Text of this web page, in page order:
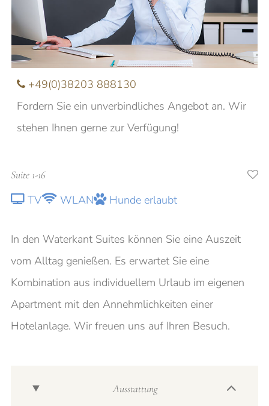
Suite 1-16
TV WLAN Hunde erlaubt
In den Waterkant Suites können Sie eine Auszeit
vom Alltag genießen. Es erwartet Sie eine
Kombination aus individuellem Urlaub im eigenen
Apartment mit den Annehmlichkeiten einer
Hotelanlage. Wir freuen uns auf Ihren Besuch.
Ausstattung
Nachname
E-Mail
Anfrage
Ich möchte über aktuelle Angebote und
+49(0)38203 888130
Fordern Sie ein unverbindliches Angebot an. Wir
stehen Ihnen gerne zur Verfügung!